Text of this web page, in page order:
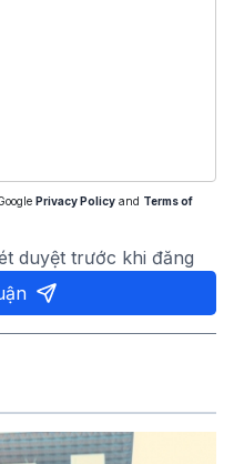
Privacy Policy and Terms of
duyệt trước khi đăng